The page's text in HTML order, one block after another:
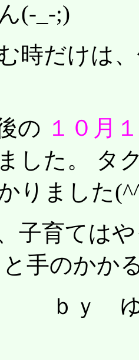
(-_-;)
時だけは
の １０月
した。 タ
りました
子育ては
手のかか
っく